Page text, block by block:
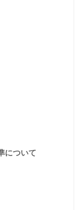
について